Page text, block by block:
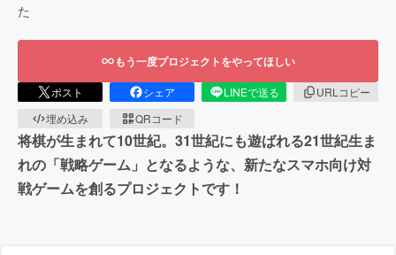
た
もう一度プロジェクトをやってほしい
ポスト シェア LINEで送る
URLコピー
埋め込み
QRコード
将棋が生まれて10世紀。31世紀にも遊ばれる21世紀生ま
れの「戦略ゲーム」となるような、新たなスマホ向け対
戦ゲームを創るプロジェクトです！